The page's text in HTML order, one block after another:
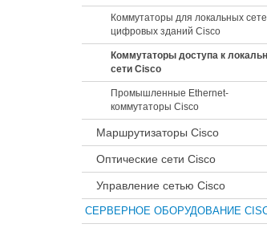
Коммутаторы для локальных
цифровых зданий Cisco
Коммутаторы доступа к
сети Cisco
Промышленные Ethernet-
коммутаторы Cisco
Маршрутизаторы Cisco
Оптические сети Cisco
Управление сетью Cisco
СЕРВЕРНОЕ ОБОРУДОВАНИЕ